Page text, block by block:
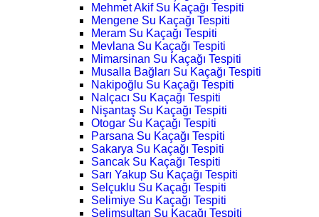
Mehmet Akif Su Kaçağı Tespiti
Mengene Su Kaçağı Tespiti
Meram Su Kaçağı Tespiti
Mevlana Su Kaçağı Tespiti
Mimarsinan Su Kaçağı Tespiti
Musalla Bağları Su Kaçağı Tespiti
Nakipoğlu Su Kaçağı Tespiti
Nalçacı Su Kaçağı Tespiti
Nişantaş Su Kaçağı Tespiti
Otogar Su Kaçağı Tespiti
Parsana Su Kaçağı Tespiti
Sakarya Su Kaçağı Tespiti
Sancak Su Kaçağı Tespiti
Sarı Yakup Su Kaçağı Tespiti
Selçuklu Su Kaçağı Tespiti
Selimiye Su Kaçağı Tespiti
Selimsultan Su Kaçağı Tespiti